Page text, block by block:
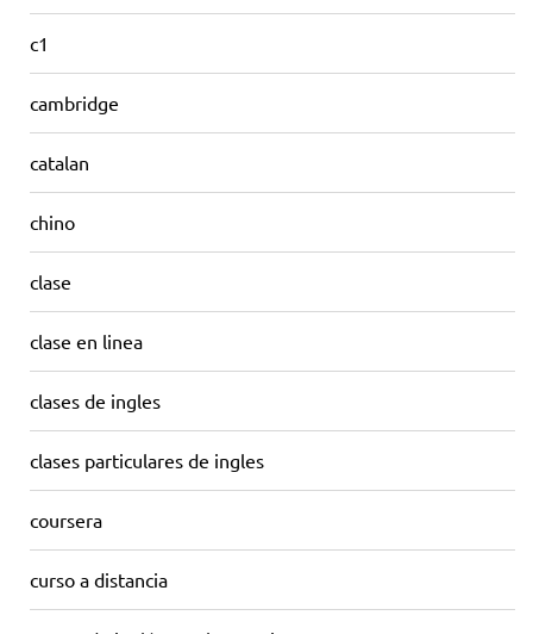
c1
cambridge
catalan
chino
clase
clase en linea
clases de ingles
clases particulares de ingles
coursera
curso a distancia